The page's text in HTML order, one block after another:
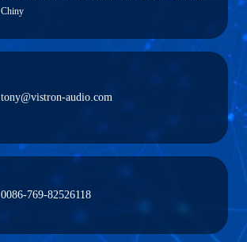
Chiny
tony@vistron-audio.com
0086-769-82526118